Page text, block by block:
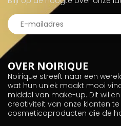
OVER NOIRIQUE
Noirique streeft naar een
wat hun uniek maakt mooi
middel van make-up. Dit
creativiteit van onze klanten
cosmeticaproducten die de